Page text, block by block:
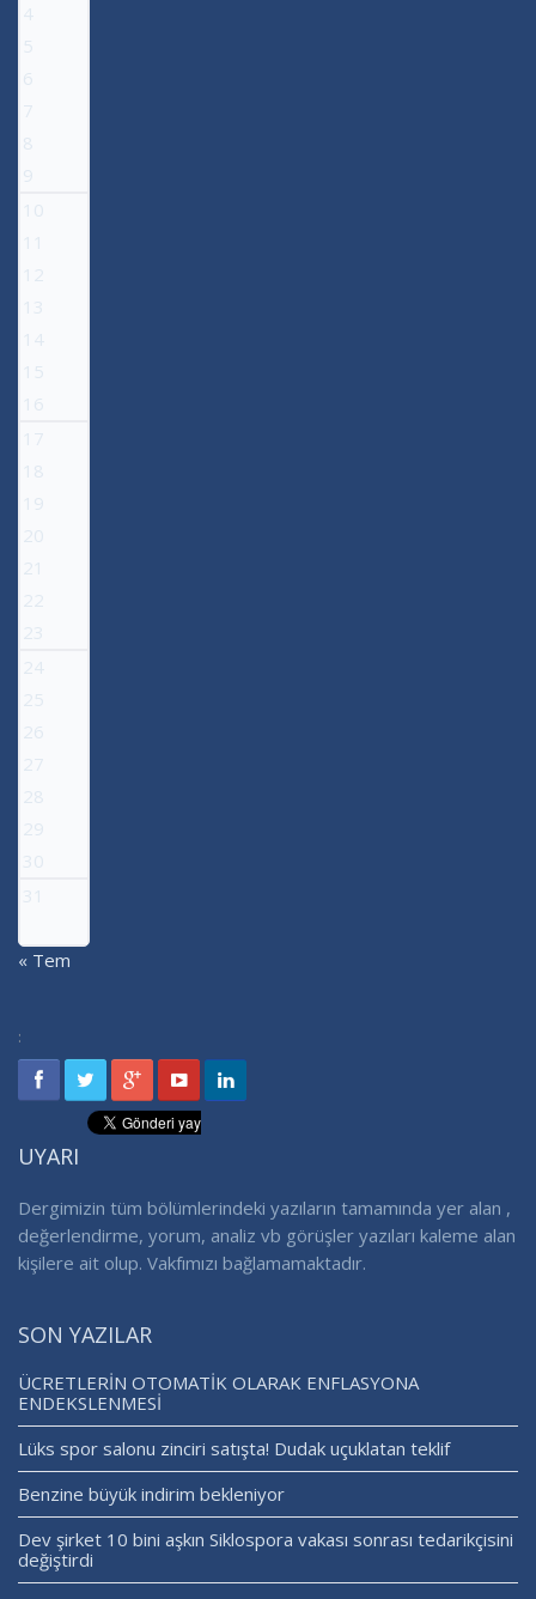
4
5
6
7
8
9
10
11
12
13
14
15
16
17
18
19
20
21
22
23
24
25
26
27
28
29
30
31
« Tem
:
UYARI
Dergimizin tüm bölümlerindeki yazıların tamamında yer alan ,
değerlendirme, yorum, analiz vb görüşler yazıları kaleme alan
kişilere ait olup. Vakfımızı bağlamamaktadır.
SON YAZILAR
ÜCRETLERİN OTOMATİK OLARAK ENFLASYONA
ENDEKSLENMESİ
Lüks spor salonu zinciri satışta! Dudak uçuklatan teklif
Benzine büyük indirim bekleniyor
Dev şirket 10 bini aşkın Siklospora vakası sonrası tedarikçisini
değiştirdi